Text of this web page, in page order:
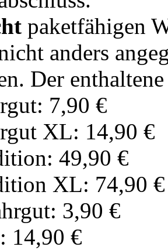
paketfähigen
anders
Der
7,90 €
XL: 14,90 €
49,90 €
XL: 74,90 €
3,90 €
14,90 €